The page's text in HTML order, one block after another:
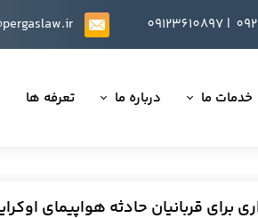
خدمات ما درباره ما تعرفه ها
09123610897| 0